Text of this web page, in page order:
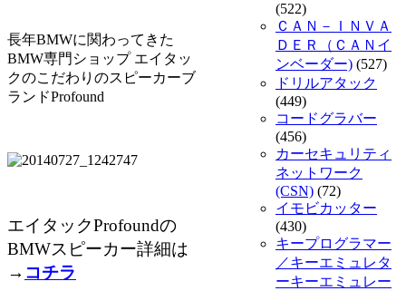
長年BMWに関わってきた
BMW専門ショップ エイタッ
クのこだわりのスピーカーブ
ランドProfound
エイタックProfoundの
BMWスピーカー詳細は
→ コチラ
(522)
ＣＡＮ－ＩＮＶＡ
ＤＥＲ（ＣＡＮイ
ンベーダー) (527)
ドリルアタック
(449)
コードグラバー
(456)
カーセキュリティ
ネットワーク
(CSN) (72)
イモビカッター
(430)
キープログラマー
／キーエミュレタ
ーキーエミュレー